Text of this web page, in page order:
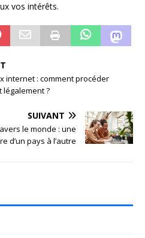
vos intérêts.
internet : comment procéder
légalement ?
SUIVANT
le monde : une
d’un pays à l’autre